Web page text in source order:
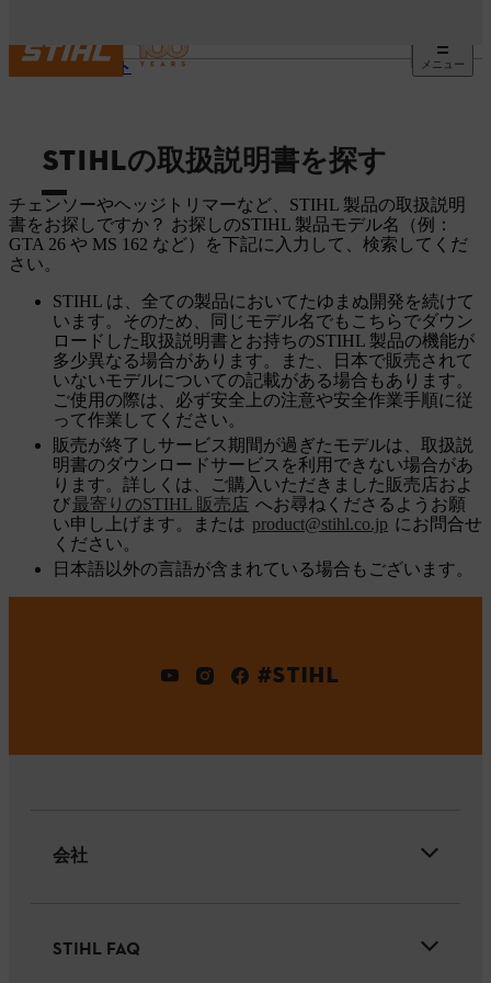
メニュー
サポート
STIHLの取扱説明書を探す
チェンソーやヘッジトリマーなど、STIHL 製品の取扱説明
書をお探しですか？ お探しのSTIHL 製品モデル名（例：
GTA 26 や MS 162 など）を下記に入力して、検索してくだ
さい。
STIHL は、全ての製品においてたゆまぬ開発を続けて
います。そのため、同じモデル名でもこちらでダウン
ロードした取扱説明書とお持ちのSTIHL 製品の機能が
多少異なる場合があります。また、日本で販売されて
いないモデルについての記載がある場合もあります。
ご使用の際は、必ず安全上の注意や安全作業手順に従
って作業してください。
販売が終了しサービス期間が過ぎたモデルは、取扱説
明書のダウンロードサービスを利用できない場合があ
ります。詳しくは、ご購入いただきました販売店およ
び最寄りのSTIHL 販売店 へお尋ねくださるようお願
い申し上げます。または product@stihl.co.jp にお問合せ
ください。
日本語以外の言語が含まれている場合もございます。
#STIHL
会社
STIHL FAQ